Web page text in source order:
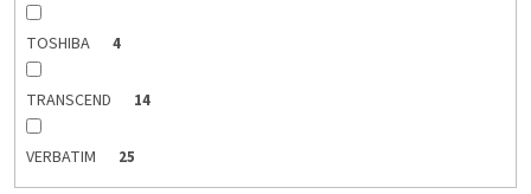
TOSHIBA 4
TRANSCEND 14
VERBATIM 25